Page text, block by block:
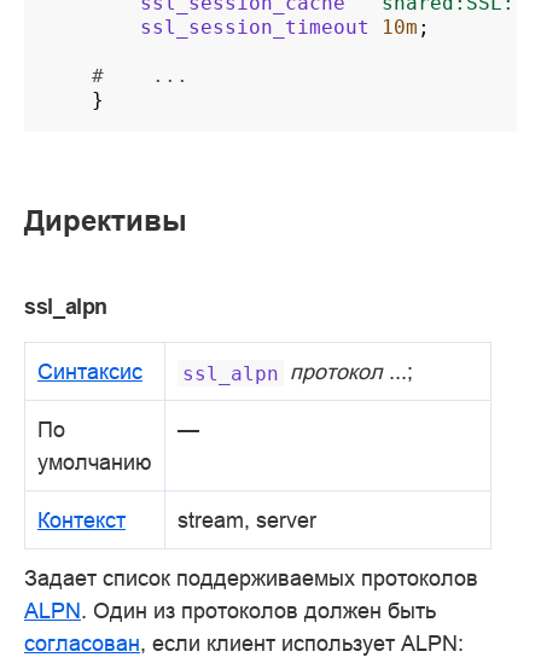
ssl_session_timeout
10m ;
#    ...
}
Директивы
ssl_alpn
Синтаксис ssl_alpn протокол...;
По
умолчанию
—
Контекст stream, server
Задает список поддерживаемых протоколов
ALPN. Один из протоколов должен быть
согласован, если клиент использует ALPN: